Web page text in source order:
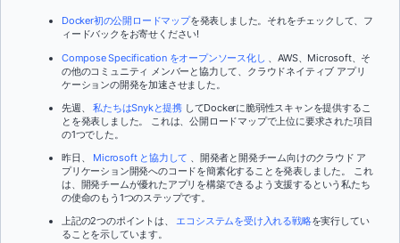
Docker初の公開ロードマップを発表しました。それをチェックして、フ
ィードバックをお寄せください!
Compose Specification をオープンソース化し
、AWS、Microsoft、そ
の他のコミュニティ メンバーと協力して、クラウドネイティブ アプリ
ケーションの開発を加速させました。
先週、私たちはSnykと提携 してDockerに脆弱性スキャンを提供するこ
とを発表しました。 これは、公開ロードマップで上位に要求された項目
の1つでした。
昨日、 Microsoft と協力して 、開発者と開発チーム向けのクラウド ア
プリケーション開発へのコードを簡素化することを発表しました。 これ
は、開発チームが優れたアプリを構築できるよう支援するという私たち
の使命のもう1つのステップです。
上記の2つのポイントは、エコシステムを受け入れる戦略を実行してい
ることを示しています。